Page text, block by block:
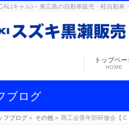
キャル) – 東広島の自動車販売・軽自動
トップペー
HOME
ブログ
フブログ » その他 » 商工会青年部研修会【Ｃ